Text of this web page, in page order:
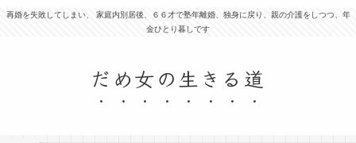
再婚を失敗してしまい、 家庭内別居後、６６才で塾年離婚、独身に戻り、親の介護をしつつ、年
金ひとり暮しです
だめ女の生きる道